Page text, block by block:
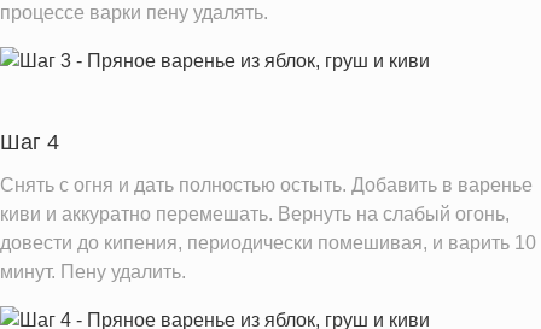
процессе варки пену удалять.
Шаг 4
Снять с огня и дать полностью остыть. Добавить в варенье
киви и аккуратно перемешать. Вернуть на слабый огонь,
довести до кипения, периодически помешивая, и варить 10
минут. Пену удалить.